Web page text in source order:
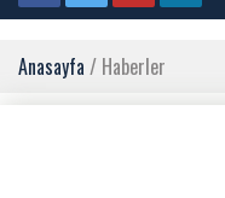
Anasayfa / Haberler